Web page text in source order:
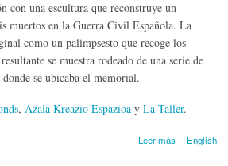
con una escultura que reconstruye un
muertos en la Guerra Civil Española. La
como un palimpsesto que recoge los
se muestra rodeado de una serie de
se ubicaba el memorial.
, Azala Kreazio Espazioa y La Taller.
Leer más
sobre
English